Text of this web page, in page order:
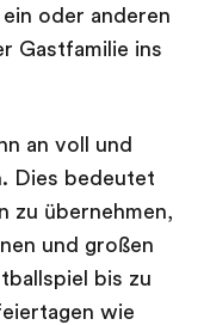
oder anderen
Gastfamilie ins
an voll und
Dies bedeutet
zu übernehmen,
und großen
bis zu
wie